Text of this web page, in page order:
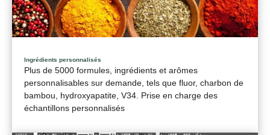
Ingrédients personnalisés
Plus de 5000 formules, ingrédients et arômes
personnalisables sur demande, tels que fluor, charbon de
bambou, hydroxyapatite, V34. Prise en charge des
échantillons personnalisés